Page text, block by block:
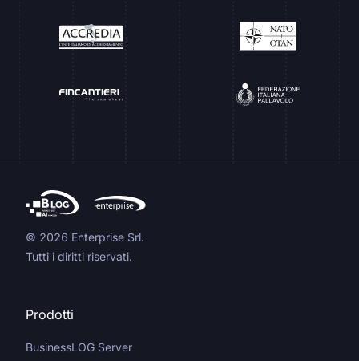
© 2026 Enterprise Srl.
Tutti i diritti riservati.
Prodotti
BusinessLOG Server